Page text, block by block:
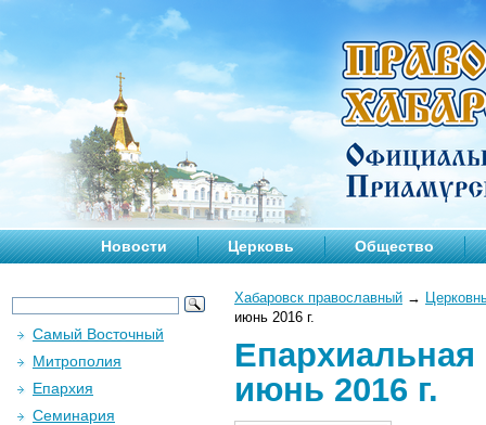
Новости Церковь Общество
Хабаровск православный →
июнь 2016 г.
июнь 2016 г.
Самый Восточный
Митрополия
Епархия
Семинария